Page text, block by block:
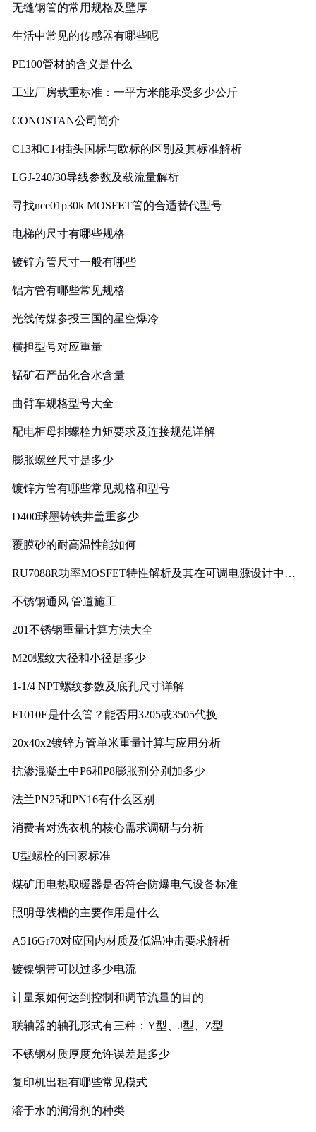
无缝钢管的常用规格及壁厚
生活中常见的传感器有哪些呢
PE100管材的含义是什么
工业厂房载重标准：一平方米能承受多少公斤
CONOSTAN公司简介
C13和C14插头国标与欧标的区别及其标准解析
LGJ-240/30导线参数及载流量解析
寻找nce01p30k MOSFET管的合适替代型号
电梯的尺寸有哪些规格
镀锌方管尺寸一般有哪些
铝方管有哪些常见规格
光线传媒参投三国的星空爆冷
横担型号对应重量
锰矿石产品化合水含量
曲臂车规格型号大全
配电柜母排螺栓力矩要求及连接规范详解
膨胀螺丝尺寸是多少
镀锌方管有哪些常见规格和型号
D400球墨铸铁井盖重多少
覆膜砂的耐高温性能如何
RU7088R功率MOSFET特性解析及其在可调电源设计中的
不锈钢通风 管道施工
201不锈钢重量计算方法大全
M20螺纹大径和小径是多少
1-1/4 NPT螺纹参数及底孔尺寸详解
F1010E是什么管？能否用3205或3505代换
20x40x2镀锌方管单米重量计算与应用分析
抗渗混凝土中P6和P8膨胀剂分别加多少
法兰PN25和PN16有什么区别
消费者对洗衣机的核心需求调研与分析
U型螺栓的国家标准
煤矿用电热取暖器是否符合防爆电气设备标准
照明母线槽的主要作用是什么
A516Gr70对应国内材质及低温冲击要求解析
镀镍钢带可以过多少电流
计量泵如何达到控制和调节流量的目的
联轴器的轴孔形式有三种：Y型、J型、Z型
不锈钢材质厚度允许误差是多少
复印机出租有哪些常见模式
溶于水的润滑剂的种类